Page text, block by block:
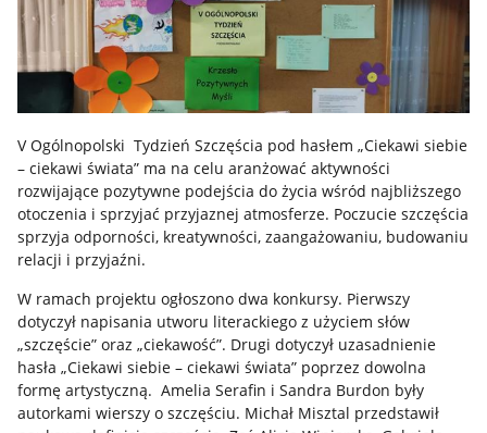
V Ogólnopolski Tydzień Szczęścia pod hasłem „Ciekawi siebie
– ciekawi świata” ma na celu aranżować aktywności
rozwijające pozytywne podejścia do życia wśród najbliższego
otoczenia i sprzyjać przyjaznej atmosferze. Poczucie szczęścia
sprzyja odporności, kreatywności, zaangażowaniu, budowaniu
relacji i przyjaźni.
W ramach projektu ogłoszono dwa konkursy. Pierwszy
dotyczył napisania utworu literackiego z użyciem słów
„szczęście” oraz „ciekawość”. Drugi dotyczył uzasadnienie
hasła „Ciekawi siebie – ciekawi świata” poprzez dowolna
formę artystyczną. Amelia Serafin i Sandra Burdon były
autorkami wierszy o szczęściu. Michał Misztal przedstawił